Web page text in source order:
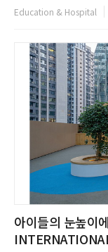
first r...
Education & Hospital
아이들의 눈높이